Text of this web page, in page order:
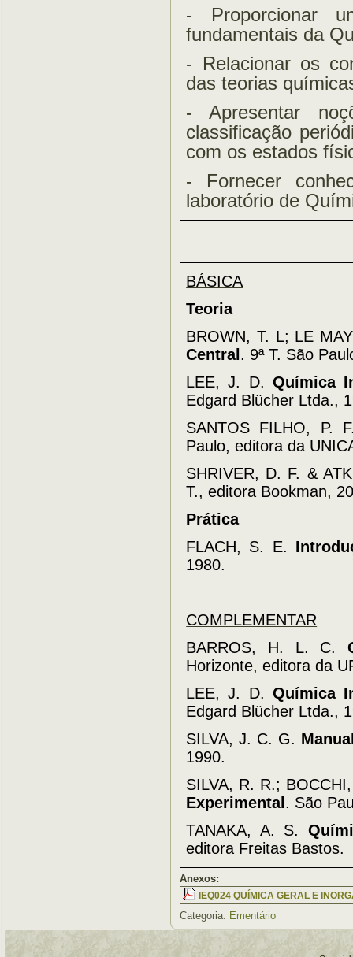
- Proporcionar
fundamentais da
- Relacionar os
das teorias
- Apresentar
classificação
com os estados
- Fornecer
laboratório de
BÁSICA
Teoria
BROWN, T. L; LE
Central . 9ª T. São
LEE, J. D. Química
Edgard Blücher Ltda.,
SANTOS FILHO, P.
Paulo, editora da
SHRIVER, D. F. &
T., editora Bookman,
Prática
FLACH, S. E.
1980.
COMPLEMENTAR
BARROS, H. L. C.
Horizonte, editora da
LEE, J. D. Química
Edgard Blücher Ltda.,
SILVA, J. C. G.
1990.
SILVA, R. R.;
Experimental . São
TANAKA, A. S.
editora Freitas Bastos.
Anexos:
IEQ024 QUÍMICA GERAL E
Categoria: Ementário